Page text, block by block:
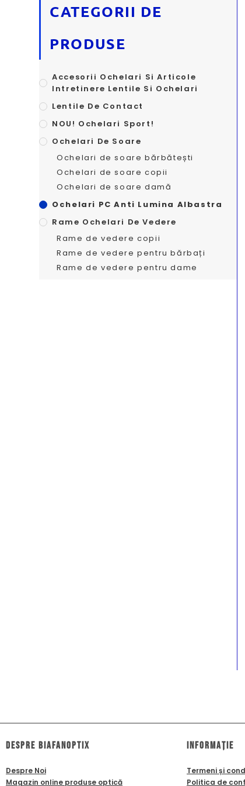
CATEGORII DE
PRODUSE
Accesorii Ochelari Si Articole
Intretinere Lentile Si Ochelari
Lentile De Contact
NOU! Ochelari Sport!
Ochelari De Soare
Ochelari de soare bărbătești
Ochelari de soare copii
Ochelari de soare damă
Ochelari PC Anti Lumina Albastra
Rame Ochelari De Vedere
Rame de vedere copii
Rame de vedere pentru bărbați
Rame de vedere pentru dame
dESPRE biafanoptix
Despre Noi
Magazin online produse optică
Informație
Termeni și
Politica de